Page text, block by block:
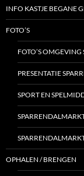
INFO KASTJE BEGANE
FOTO’S
FOTO’S OMGEVING
PRESENTATIE
SPORT EN
OPHALEN / BRENGEN